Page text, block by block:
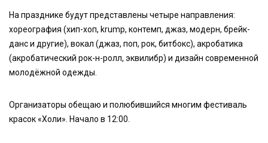
На празднике будут представлены четыре направления:
хореография (хип-хоп, krump, контемп, джаз, модерн, брейк-
данс и другие), вокал (джаз, поп, рок, битбокс), акробатика
(акробатический рок-н-ролл, эквилибр) и дизайн современной
молодёжной одежды.
Организаторы обещаю и полюбившийся многим фестиваль
красок «Холи». Начало в 12:00.